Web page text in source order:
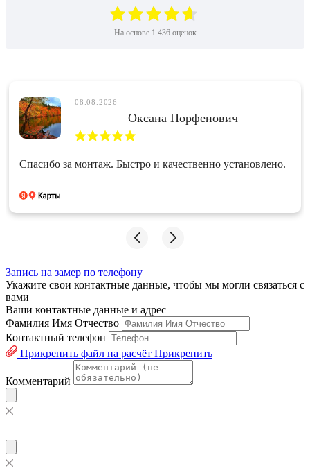
На основе 1 436оценок
08.08.2026
Оксана Порфенович
Спасибо за монтаж. Быстро и качественно установлено.
Запись на замер по телефону
Укажите свои контактные данные, чтобы мы могли связаться с
вами
Ваши контактные данные и адрес
Фамилия Имя Отчество
Контактный телефон
Прикрепить файл на расчёт Прикрепить
Комментарий